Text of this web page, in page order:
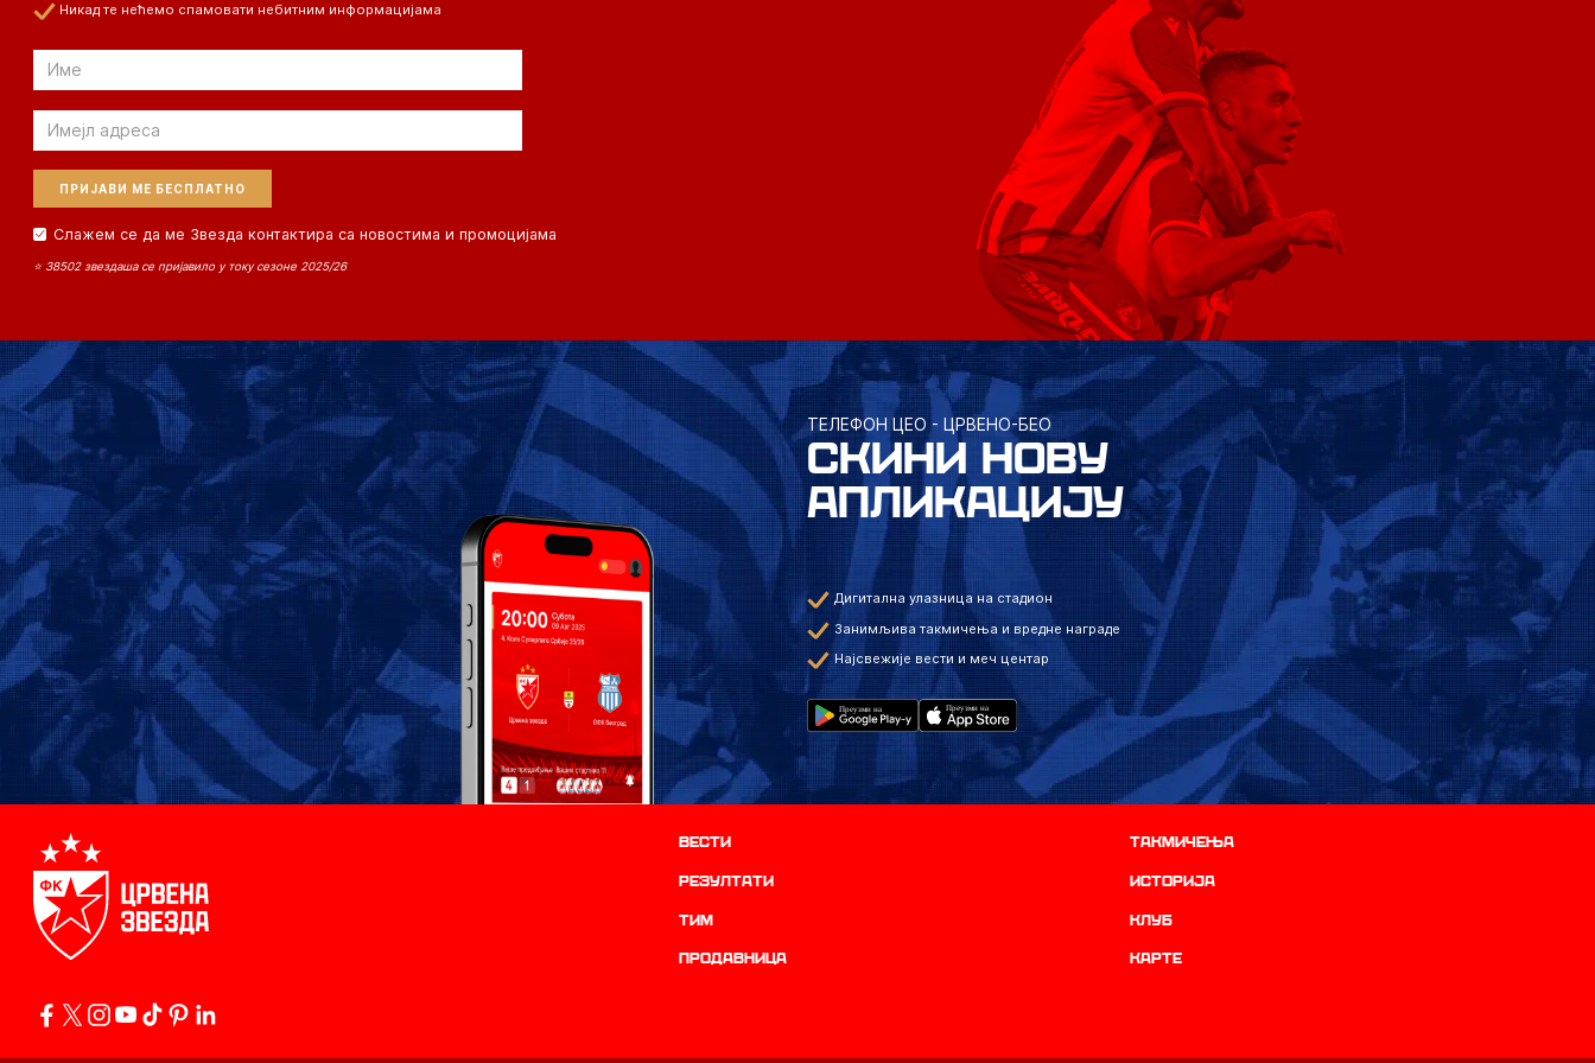
Никад те нећемо спамовати небитним информацијама
Email
Email
Слажем се да ме Звезда контактира са новостима и промоцијама
⭐ 38502 звездаша се пријавило у току сезоне 2025/26
ТЕЛЕФОН ЦЕО - ЦРВЕНО-БЕО
СКИНИ НОВУ
АПЛИКАЦИЈУ
Дигитална улазница на стадион
Занимљива такмичења и вредне награде
Најсвежије вести и меч центар
Вести Такмичења
резултати историја
ТИМ Клуб
продавница Карте